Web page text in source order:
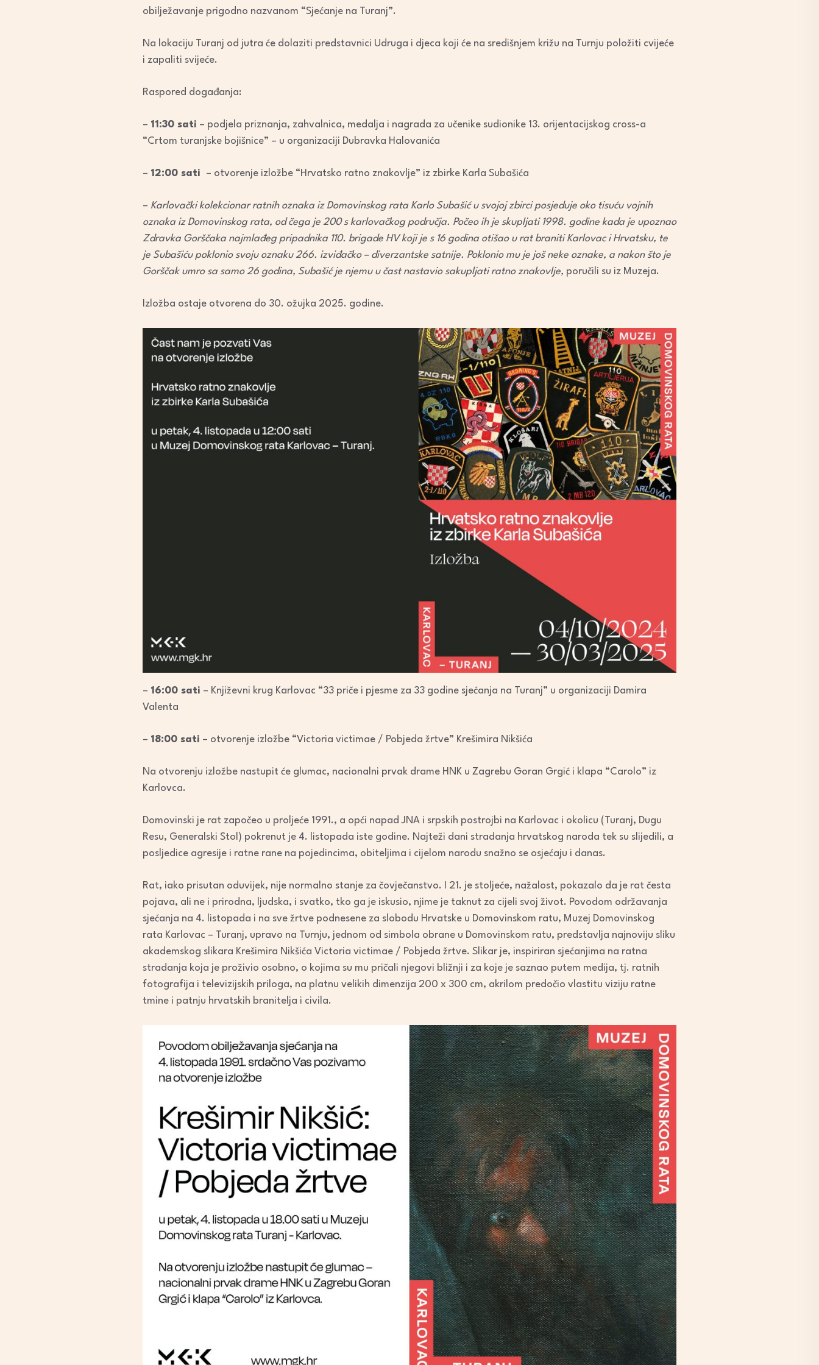
obilježavanje prigodno nazvanom “Sjećanje na Turanj”.
Na lokaciju Turanj od jutra će dolaziti predstavnici Udruga i djeca koji će na središnjem križu na Turnju položiti cvijeće
i zapaliti svijeće.
Raspored događanja:
– 11:30 sati – podjela priznanja, zahvalnica, medalja i nagrada za učenike sudionike 13. orijentacijskog cross-a
“Crtom turanjske bojišnice” – u organizaciji Dubravka Halovanića
– 12:00 sati – otvorenje izložbe “Hrvatsko ratno znakovlje” iz zbirke Karla Subašića
– Karlovački kolekcionar ratnih oznaka iz Domovinskog rata Karlo Subašić u svojoj zbirci posjeduje oko tisuću vojnih
oznaka iz Domovinskog rata, od čega je 200 s karlovačkog područja. Počeo ih je skupljati 1998. godine kada je upoznao
Zdravka Gorščaka najmlađeg pripadnika 110. brigade HV koji je s 16 godina otišao u rat braniti Karlovac i Hrvatsku, te
je Subašiću poklonio svoju oznaku 266. izviđačko – diverzantske satnije. Poklonio mu je još neke oznake, a nakon što je
Gorščak umro sa samo 26 godina, Subašić je njemu u čast nastavio sakupljati ratno znakovlje, poručili su iz Muzeja.
Izložba ostaje otvorena do 30. ožujka 2025. godine.
– 16:00 sati – Književni krug Karlovac “33 priče i pjesme za 33 godine sjećanja na Turanj” u organizaciji Damira
Valenta
– 18:00 sati – otvorenje izložbe “Victoria victimae / Pobjeda žrtve” Krešimira Nikšića
Na otvorenju izložbe nastupit će glumac, nacionalni prvak drame HNK u Zagrebu Goran Grgić i klapa “Carolo” iz
Karlovca.
Domovinski je rat započeo u proljeće 1991., a opći napad JNA i srpskih postrojbi na Karlovac i okolicu (Turanj, Dugu
Resu, Generalski Stol) pokrenut je 4. listopada iste godine. Najteži dani stradanja hrvatskog naroda tek su slijedili, a
posljedice agresije i ratne rane na pojedincima, obiteljima i cijelom narodu snažno se osjećaju i danas.
Rat, iako prisutan oduvijek, nije normalno stanje za čovječanstvo. I 21. je stoljeće, nažalost, pokazalo da je rat česta
pojava, ali ne i prirodna, ljudska, i svatko, tko ga je iskusio, njime je taknut za cijeli svoj život. Povodom održavanja
sjećanja na 4. listopada i na sve žrtve podnesene za slobodu Hrvatske u Domovinskom ratu, Muzej Domovinskog
rata Karlovac – Turanj, upravo na Turnju, jednom od simbola obrane u Domovinskom ratu, predstavlja najnoviju sliku
akademskog slikara Krešimira Nikšića Victoria victimae / Pobjeda žrtve. Slikar je, inspiriran sjećanjima na ratna
stradanja koja je proživio osobno, o kojima su mu pričali njegovi bližnji i za koje je saznao putem medija, tj. ratnih
fotografija i televizijskih priloga, na platnu velikih dimenzija 200 x 300 cm, akrilom predočio vlastitu viziju ratne
tmine i patnju hrvatskih branitelja i civila.